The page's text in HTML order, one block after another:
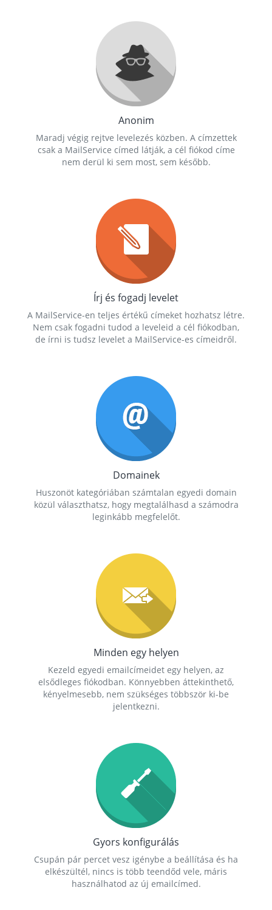
Anonim
Maradj végig rejtve levelezés közben. A címzettek
csak a MailService címed látják, a cél fiókod címe
nem derül ki sem most, sem később.
Írj és fogadj levelet
A MailService-en teljes értékű címeket hozhatsz létre.
Nem csak fogadni tudod a leveleid a cél fiókodban,
de írni is tudsz levelet a MailService-es címeidről.
Domainek
Huszonöt kategóriában számtalan egyedi domain
közül választhatsz, hogy megtalálhasd a számodra
leginkább megfelelőt.
Minden egy helyen
Kezeld egyedi emailcímeidet egy helyen, az
elsődleges fiókodban. Könnyebben áttekinthető,
kényelmesebb, nem szükséges többször ki-be
jelentkezni.
Gyors konfigurálás
Csupán pár percet vesz igénybe a beállítása és ha
elkészültél, nincs is több teendőd vele, máris
használhatod az új emailcímed.